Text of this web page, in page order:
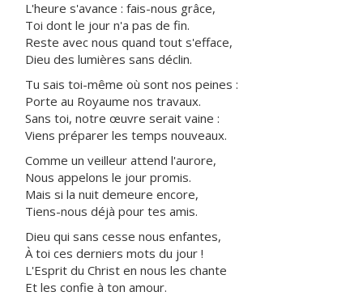
L'heure s'avance : fais-nous grâce,
Toi dont le jour n'a pas de fin.
Reste avec nous quand tout s'efface,
Dieu des lumières sans déclin.
Tu sais toi-même où sont nos peines :
Porte au Royaume nos travaux.
Sans toi, notre œuvre serait vaine :
Viens préparer les temps nouveaux.
Comme un veilleur attend l'aurore,
Nous appelons le jour promis.
Mais si la nuit demeure encore,
Tiens-nous déjà pour tes amis.
Dieu qui sans cesse nous enfantes,
À toi ces derniers mots du jour !
L'Esprit du Christ en nous les chante
Et les confie à ton amour.